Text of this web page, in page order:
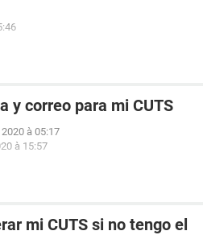
y correo para mi CUTS
à 05:17
à 15:57
mi CUTS si no tengo el